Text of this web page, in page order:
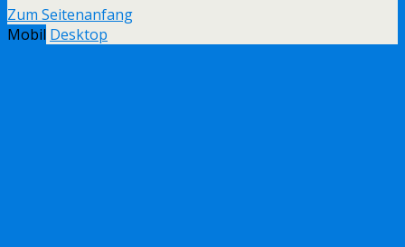
Zum Seitenanfang
Mobil Desktop